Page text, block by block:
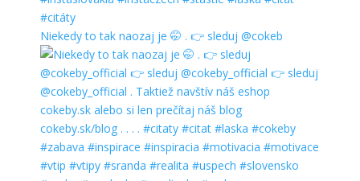
Niekedy to tak naozaj je 🤭 . 👉 sleduj @cokeb